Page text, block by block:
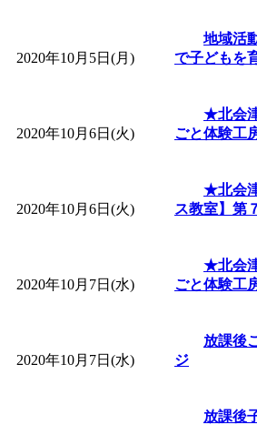
付期間：
「まだまだ
レクリエー
「皆鶴姫の
」 受付
子育て交
間：2026/08/
赤ちゃん
2020年10月5日(月)
地域活
で子どもを
2020年10月6日(火)
★北会
ごと体験工
2020年10月6日(火)
★北会
ス教室】第
2020年10月7日(水)
★北会
ごと体験工
2020年10月7日(水)
放課後
ジ
放課後